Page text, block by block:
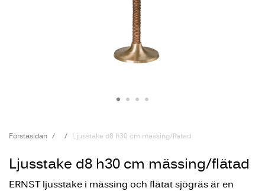
Förstasidan Ljusstake d8 h30 cm mässing/flätad
Ljusstake d8 h30 cm mässing/flätad
ERNST ljusstake i mässing och flätat sjögräs är en